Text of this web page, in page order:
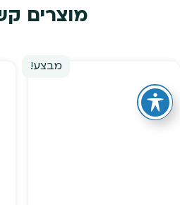
מוצרים
מבצע!